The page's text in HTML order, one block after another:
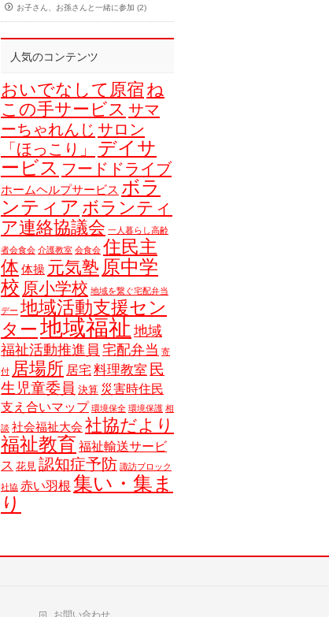
お子さん、お孫さんと一緒に参加 (2)
人気のコンテンツ
おいでなして原宿 ね
この手サービス サマ
ーちゃれんじ サロン
「ほっこり」
デイサ
ービス フードドライブ
ホームヘルプサービス ボラ
ンティア ボランティ
ア連絡協議会 一人暮らし高齢
者会食会 介護教室 会食会 住民主
体 体操 元気塾 原中学
校 原小学校 地域を繋ぐ宅配弁当
デー 地域活動支援セン
ター地域福祉 地域
福祉活動推進員 宅配弁当 寄
付 居場所 居宅 料理教室 民
生児童委員 決算 災害時住民
支え合いマップ 環境保全 環境保護 相
談 社会福祉大会 社協だより
福祉教育 福祉輸送サービ
ス 花見 認知症予防 諏訪ブロック
社協 赤い羽根 集い・集ま
り
お問い合わせ